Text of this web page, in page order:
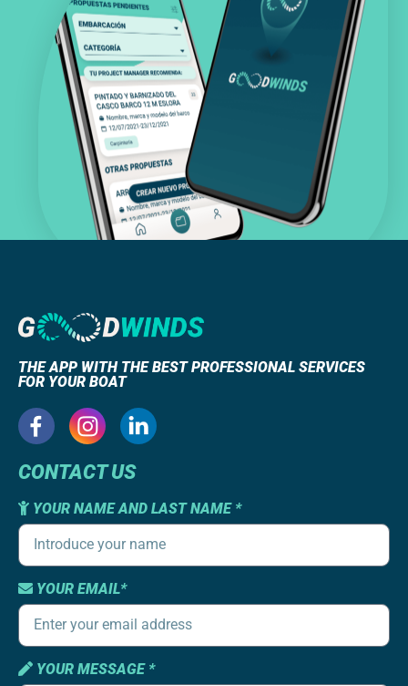
THE APP WITH THE BEST PROFESSIONAL SERVICES
FOR YOUR BOAT
CONTACT US
YOUR NAME AND LAST NAME *
YOUR EMAIL*
YOUR MESSAGE *